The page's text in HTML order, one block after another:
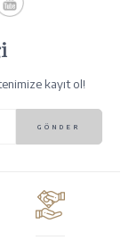
kayıt ol!